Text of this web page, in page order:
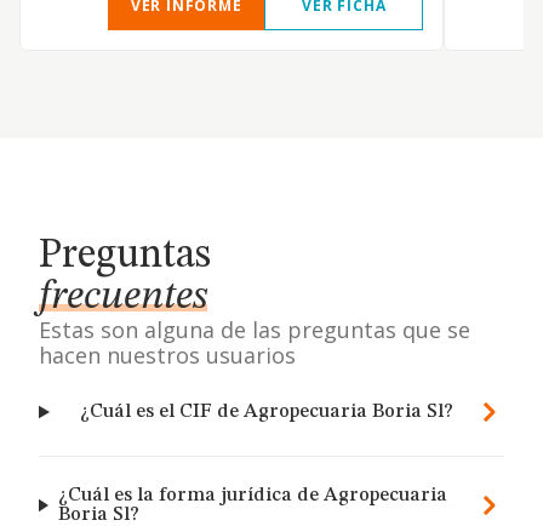
VER INFORME VER FICHA
Preguntas
frecuentes
Estas son alguna de las preguntas que se
hacen nuestros usuarios
¿Cuál es el CIF de Agropecuaria Boria Sl?
¿Cuál es la forma jurídica de Agropecuaria
Boria Sl?